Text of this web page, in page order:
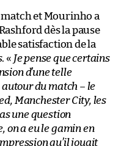
match et Mourinho a
dès la pause
satisfaction de la
. « Je pense que certains
d’une telle
autour du match – le
Manchester City, les
une question
on a eu le gamin en
qu’il jouait